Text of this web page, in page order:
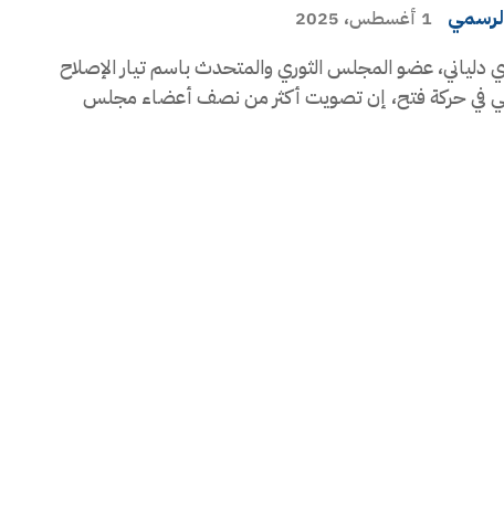
1 أغسطس، 2025
دلياني، عضو المجلس الثوري والمتحدث باسم تيار الإصلاح
في حركة فتح، إن تصويت أكثر من نصف أعضاء مجلس